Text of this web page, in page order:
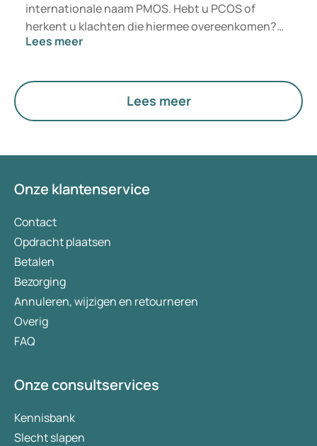
internationale naam PMOS. Hebt u PCOS of
herkent u klachten die hiermee overeenkomen?
Medisch gezien verandert er voorlopig niets. De
hormonen, stofwisseling en de werking van de
Lees meer
Lees meer
Onze klantenservice
Contact
Opdracht plaatsen
Betalen
Bezorging
Annuleren, wijzigen en retourneren
Overig
FAQ
Onze consultservices
Kennisbank
Slecht slapen